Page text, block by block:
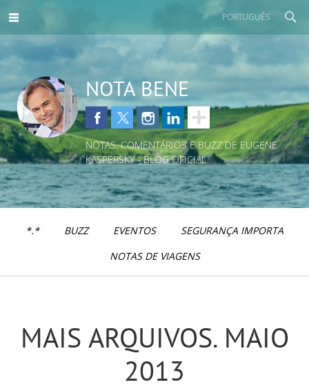
PORTUGUÊS
NOTA BENE
NOTAS, COMENTÁRIOS E BUZZ DE EUGENE
KASPERSKY - BLOG OFICIAL
*.* BUZZ EVENTOS
SEGURANÇA IMPORTA
NOTAS DE VIAGENS
MAIS ARQUIVOS. MAIO
2013